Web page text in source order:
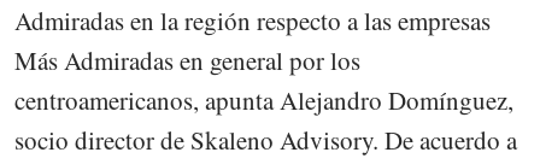
Admiradas en la región respecto a las empresas
Más Admiradas en general por los
centroamericanos, apunta Alejandro Domínguez,
socio director de Skaleno Advisory. De acuerdo a